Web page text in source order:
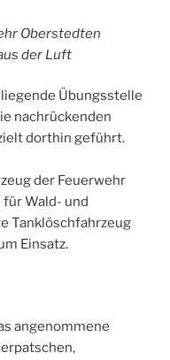
Oberstedten
der Luft
Übungsstelle
nachrückenden
dorthin geführt.
der Feuerwehr
Wald- und
Tanklöschfahrzeug
Einsatz.
angenommene